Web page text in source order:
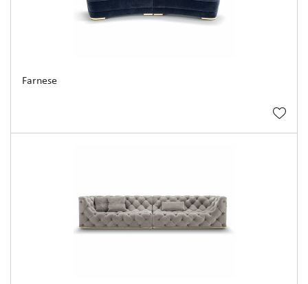
Farnese